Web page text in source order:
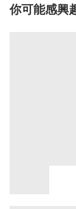
你可能感興